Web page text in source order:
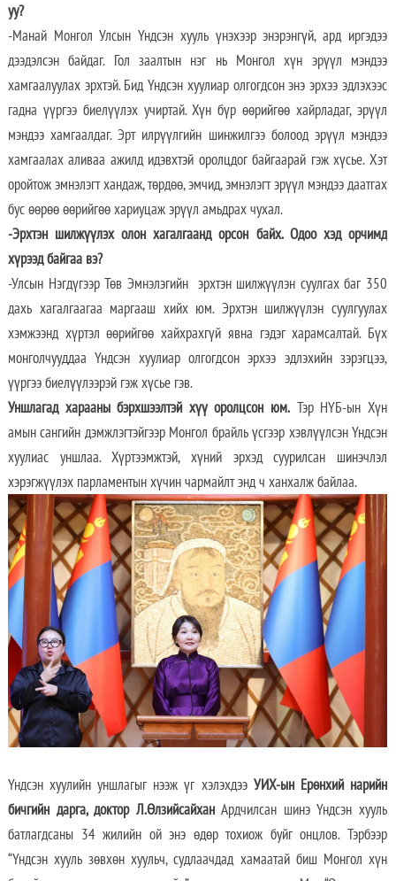
уу?
-Манай Монгол Улсын Үндсэн хууль үнэхээр энэрэнгүй, ард иргэдээ
дээдэлсэн байдаг. Гол заалтын нэг нь Монгол хүн эрүүл мэндээ
хамгаалуулах эрхтэй. Бид Үндсэн хуулиар олгогдсон энэ эрхээ эдлэхээс
гадна үүргээ биелүүлэх учиртай. Хүн бүр өөрийгөө хайрладаг, эрүүл
мэндээ хамгаалдаг. Эрт илрүүлгийн шинжилгээ болоод эрүүл мэндээ
хамгаалах аливаа ажилд идэвхтэй оролцдог байгаарай гэж хүсье. Хэт
оройтож эмнэлэгт хандаж, төрдөө, эмчид, эмнэлэгт эрүүл мэндээ даатгах
бус өөрөө өөрийгөө хариуцаж эрүүл амьдрах чухал.
-Эрхтэн шилжүүлэх олон хагалгаанд орсон байх. Одоо хэд орчимд
хүрээд байгаа вэ?
-Улсын Нэгдүгээр Төв Эмнэлэгийн эрхтэн шилжүүлэн суулгах баг 350
дахь хагалгаагаа маргааш хийх юм. Эрхтэн шилжүүлэн суулгуулах
хэмжээнд хүртэл өөрийгөө хайхрахгүй явна гэдэг харамсалтай. Бүх
монголчууддаа Үндсэн хуулиар олгогдсон эрхээ эдлэхийн зэрэгцээ,
үүргээ биелүүлээрэй гэж хүсье гэв.
Уншлагад харааны бэрхшээлтэй хүү оролцсон юм. Тэр НҮБ-ын Хүн
амын сангийн дэмжлэгтэйгээр Монгол брайль үсгээр хэвлүүлсэн Үндсэн
хуулиас уншлаа. Хүртээмжтэй, хүний эрхэд суурилсан шинэчлэл
хэрэгжүүлэх парламентын хүчин чармайлт энд ч ханхалж байлаа.
Үндсэн хуулийн уншлагыг нээж үг хэлэхдээ УИХ-ын Ерөнхий нарийн
бичгийн дарга, доктор Л.ӨлзийсайханАрдчилсан шинэ Үндсэн хууль
батлагдсаны 34 жилийн ой энэ өдөр тохиож буйг онцлов. Тэрбээр
“Үндсэн хууль зөвхөн хуульч, судлаачдад хамаатай биш Монгол хүн